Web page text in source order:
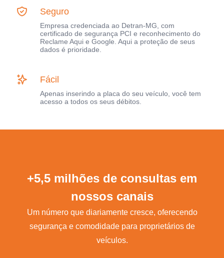
Seguro
Empresa credenciada ao Detran-MG, com
certificado de segurança PCI e reconhecimento do
Reclame Aqui e Google. Aqui a proteção de seus
dados é prioridade.
Fácil
Apenas inserindo a placa do seu veículo, você tem
acesso a todos os seus débitos.
+5,5 milhões de consultas em
nossos canais
Um número que diariamente cresce, oferecendo
segurança e comodidade para proprietários de
veículos.